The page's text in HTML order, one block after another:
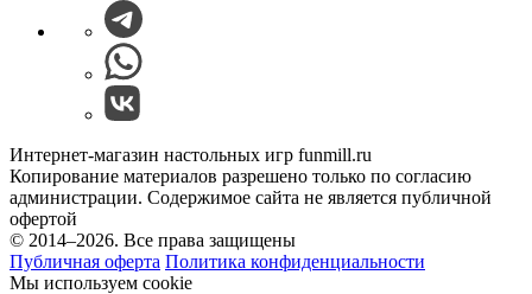
Интернет-магазин настольных игр funmill.ru
Копирование материалов разрешено только по согласию
администрации. Содержимое сайта не является публичной
офертой
© 2014–2026. Все права защищены
Публичная оферта Политика конфиденциальности
Мы используем cookie